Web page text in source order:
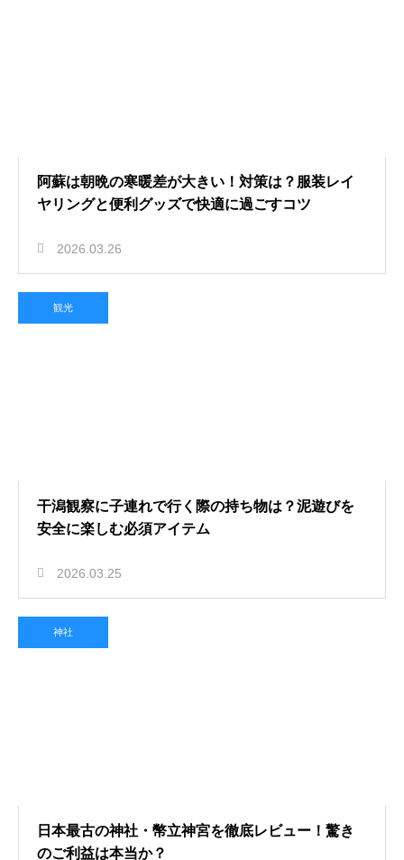
阿蘇は朝晩の寒暖差が大きい！対策は？服装レイ
ヤリングと便利グッズで快適に過ごすコツ
2026.03.26
観光
干潟観察に子連れで行く際の持ち物は？泥遊びを
安全に楽しむ必須アイテム
2026.03.25
神社
日本最古の神社・幣立神宮を徹底レビュー！驚き
のご利益は本当か？